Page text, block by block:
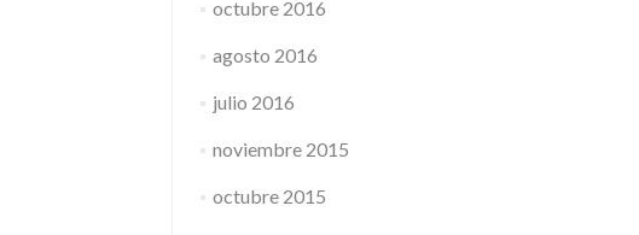
octubre 2016
agosto 2016
julio 2016
noviembre 2015
octubre 2015